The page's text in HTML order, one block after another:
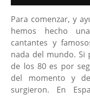
Para comenzar, y
hemos hecho
cantantes y
nada del mundo. Si
de los 80 es por
del momento y
surgieron. En